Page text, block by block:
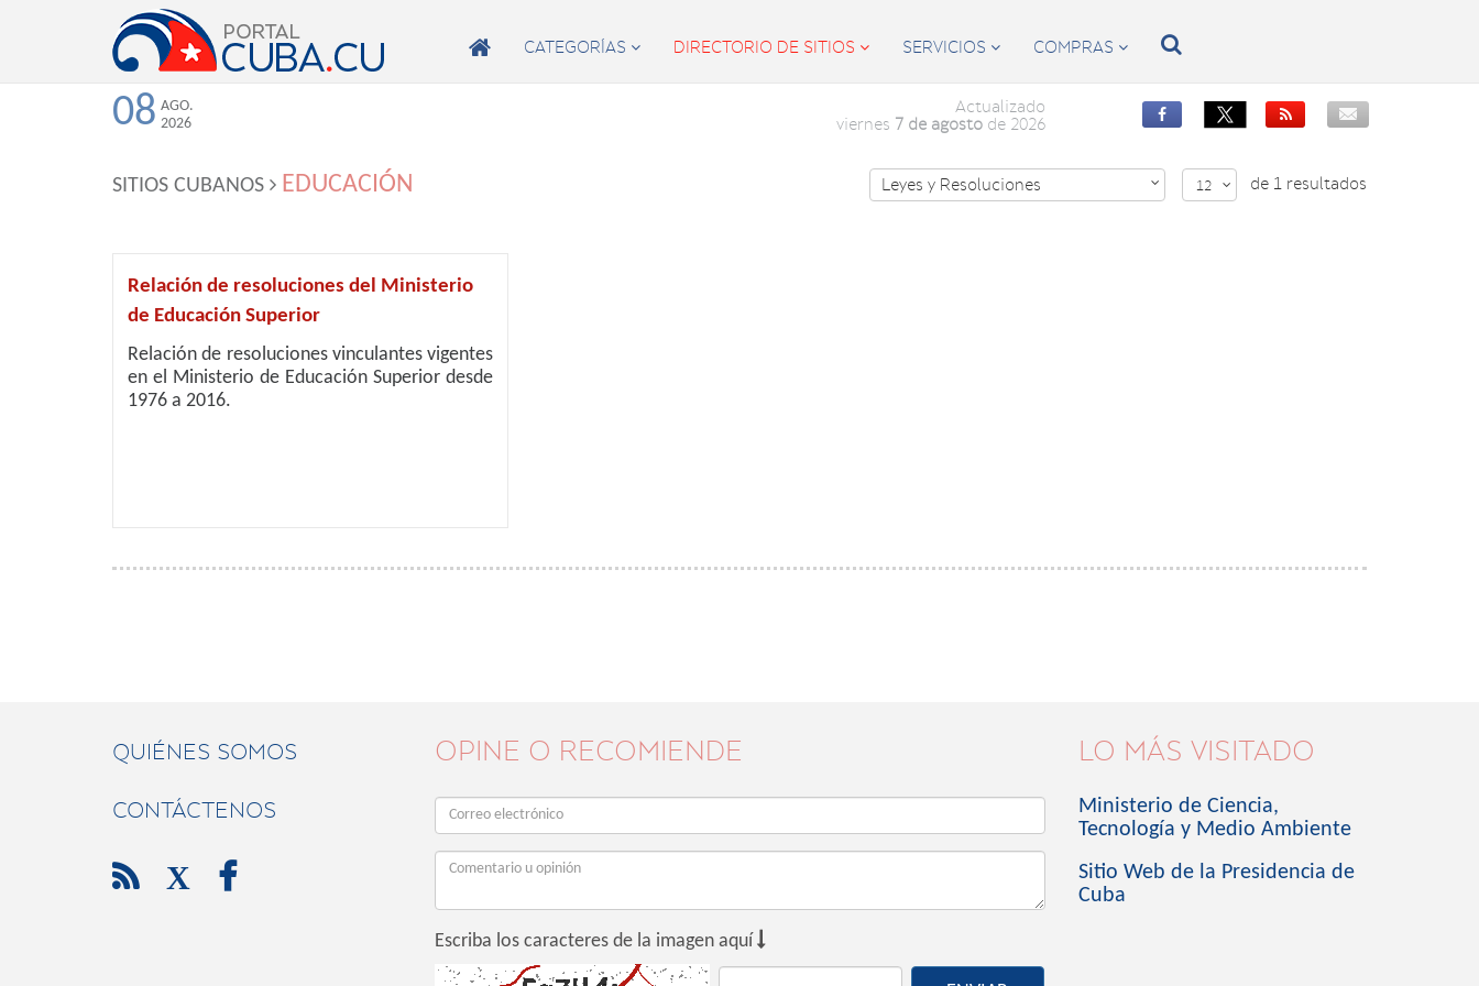
 CATEGORÍAS  DIRECTORIO DE SITIOS  SERVICIOS  COMPRAS  
08 AGO.
2026
Actualizado
viernes 7 de agostode 2026


SITIOS CUBANOS EDUCACIÓN Leyes y Resoluciones  12  de 1 resultados
Relación de resoluciones del Ministerio
de Educación Superior
Relación de resoluciones vinculantes vigentes
en el Ministerio de Educación Superior desde
1976 a 2016.
QUIÉNES SOMOS
CONTÁCTENOS
 X 
OPINE O RECOMIENDE
Escriba los caracteres de la imagen aquí 
LO MÁS VISITADO
Ministerio de Ciencia,
Tecnología y Medio Ambiente
Sitio Web de la Presidencia de
Cuba